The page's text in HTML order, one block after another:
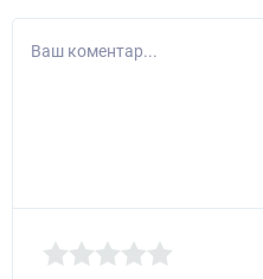
Ваш коментар...